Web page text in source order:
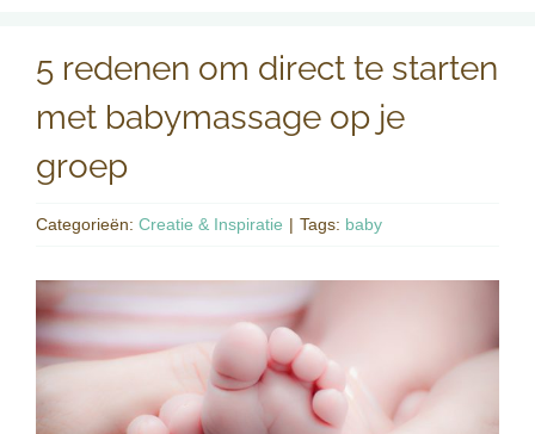
5 redenen om direct te starten
met babymassage op je
groep
Categorieën: Creatie & Inspiratie | Tags: baby